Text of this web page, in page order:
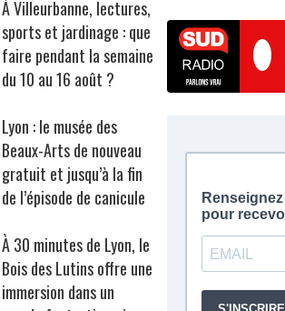
À Villeurbanne, lectures,
sports et jardinage : que
faire pendant la semaine
du 10 au 16 août ?
Lyon : le musée des
Beaux-Arts de nouveau
gratuit et jusqu’à la fin
de l’épisode de canicule
À 30 minutes de Lyon, le
Bois des Lutins offre une
immersion dans un